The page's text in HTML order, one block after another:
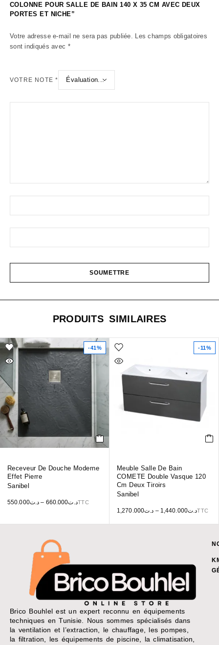
COLONNE POUR SALLE DE BAIN 140 X 35 CM AVEC DEUX
PORTES ET NICHE”
Votre adresse e-mail ne sera pas publiée. Les champs obligatoires
sont indiqués avec *
VOTRE NOTE*
PRODUITS SIMILAIRES
-41%
Receveur De Douche Moderne
Effet Pierre
Sanibel
د.ت550.000 – د.ت660.000 TTC
-11%
Meuble Salle De Bain
COMETE Double Vasque 120
Cm Deux Tiroirs
Sanibel
د.ت1,270.000 – د.ت1,440.000 TTC
Brico Bouhlel est un expert reconnu en équipements
techniques en Tunisie. Nous sommes spécialisés dans
la ventilation et l’extraction, le chauffage, les pompes,
la filtration, les équipements de piscine, la climatisation,